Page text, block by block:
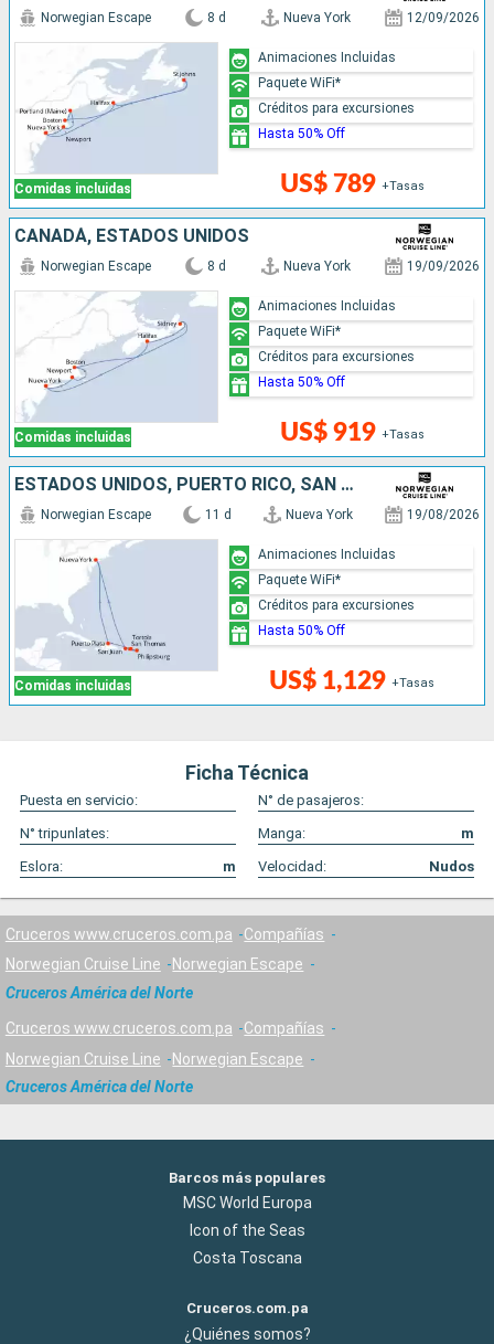
Comidas incluidas
Norwegian Escape 8 d Nueva York 12/09/2026
US$ 789 +Tasas
Animaciones Incluidas
Paquete WiFi*
Créditos para excursiones
Hasta 50% Off
CANADÁ, ESTADOS UNIDOS
Comidas incluidas
Norwegian Escape 8 d Nueva York 19/09/2026
US$ 919 +Tasas
Animaciones Incluidas
Paquete WiFi*
Créditos para excursiones
Hasta 50% Off
ESTADOS UNIDOS, PUERTO RICO, SAN MARTÍN, REPÚBLICA DOMINICANA
Comidas incluidas
Norwegian Escape 11 d Nueva York 19/08/2026
US$ 1,129 +Tasas
Animaciones Incluidas
Paquete WiFi*
Créditos para excursiones
Hasta 50% Off
Ficha Técnica
Puesta en servicio:
N° de pasajeros:
N° tripunlates:
Manga:
m
Eslora:
m Velocidad: Nudos
Cruceros www.cruceros.com.pa
Compañías
Norwegian Cruise Line
Norwegian Escape
Cruceros América del Norte
Cruceros www.cruceros.com.pa
Compañías
Norwegian Cruise Line
Norwegian Escape
Cruceros América del Norte
Barcos más populares
MSC World Europa
Icon of the Seas
Costa Toscana
Cruceros.com.pa
¿Quiénes somos?